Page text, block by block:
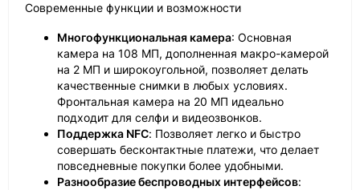
Современные функции и возможности
Многофункциональная камера: Основная
камера на 108 МП, дополненная макро-камерой
на 2 МП и широкоугольной, позволяет делать
качественные снимки в любых условиях.
Фронтальная камера на 20 МП идеально
подходит для селфи и видеозвонков.
Поддержка NFC: Позволяет легко и быстро
совершать бесконтактные платежи, что делает
повседневные покупки более удобными.
Разнообразие беспроводных интерфейсов: